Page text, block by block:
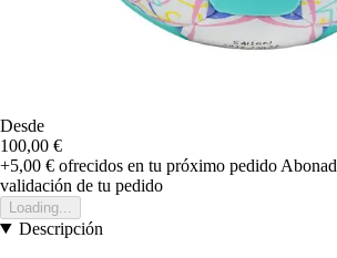
Desde
100,00 €
+5,00 € ofrecidos en tu próximo pedido
validación de tu pedido
Loading...
Descripción